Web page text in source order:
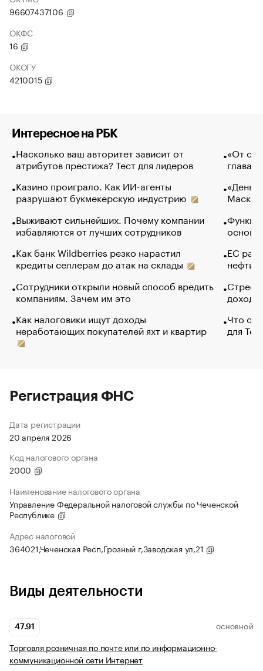
96607437106
ОКФС
16
ОКОГУ
4210015
Интересное на РБК
Насколько ваш авторитет зависит от
атрибутов престижа? Тест для лидеров
Казино проиграло. Как ИИ-агенты
разрушают букмекерскую индустрию
Выживают сильнейших. Почему компании
избавляются от лучших сотрудников
Как банк Wildberries резко нарастил
кредиты селлерам до атак на склады
Сотрудники открыли новый способ вредить
компаниям. Зачем им это
Как налоговики ищут доходы
неработающих покупателей яхт и квартир
«От
глава
Маск в
основ
ЕС
нефти
Что
для
Регистрация ФНС
Дата регистрации
20 апреля 2026
Код налогового органа
2000
Наименование налогового органа
Управление Федеральной налоговой службы по Чеченской
Республике
Адрес налоговой
364021,Чеченская Респ,Грозный г,Заводская ул,21
Виды деятельности
47.91 ОСНОВНОЙ
Торговля розничная по почте или по информационно-
коммуникационной сети Интернет